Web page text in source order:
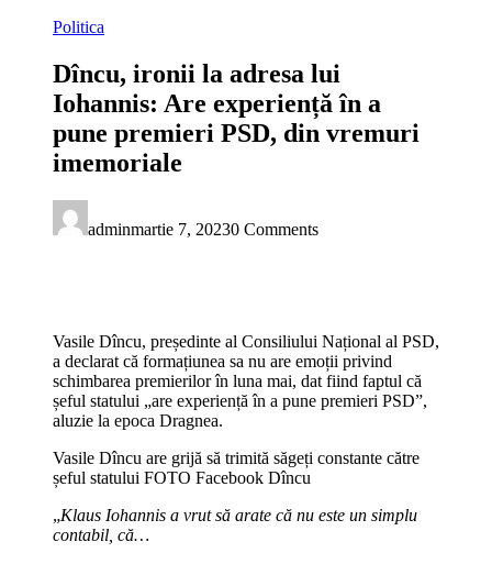
Politica
Dîncu, ironii la adresa lui
Iohannis: Are experiență în a
pune premieri PSD, din vremuri
imemoriale
adminmartie 7, 20230 Comments
Vasile Dîncu, președinte al Consiliului Național al PSD,
a declarat că formațiunea sa nu are emoții privind
schimbarea premierilor în luna mai, dat fiind faptul că
șeful statului „are experiență în a pune premieri PSD”,
aluzie la epoca Dragnea.
Vasile Dîncu are grijă să trimită săgeți constante către
șeful statului FOTO Facebook Dîncu
„Klaus Iohannis a vrut să arate că nu este un simplu
contabil, că…